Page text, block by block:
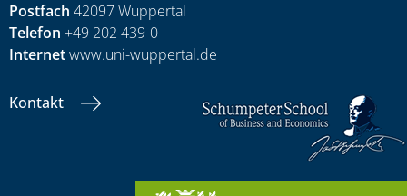
Postfach 42097 Wuppertal
Telefon +49 202 439-0
Internetwww.uni-wuppertal.de
Kontakt